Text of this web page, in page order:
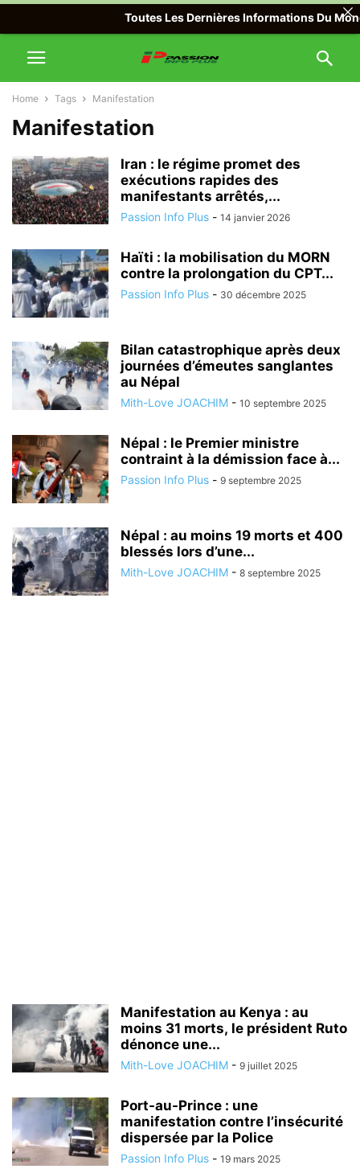
Home Tags Manifestation
Manifestation
Iran : le régime promet des
exécutions rapides des
manifestants arrêtés,...
Passion Info Plus - 14 janvier 2026
Haïti : la mobilisation du MORN
contre la prolongation du CPT...
Passion Info Plus - 30 décembre 2025
Bilan catastrophique après deux
journées d’émeutes sanglantes
au Népal
Mith-Love JOACHIM - 10 septembre 2025
Népal : le Premier ministre
contraint à la démission face à...
Passion Info Plus - 9 septembre 2025
Népal : au moins 19 morts et 400
blessés lors d’une...
Mith-Love JOACHIM - 8 septembre 2025
Manifestation au Kenya : au
moins 31 morts, le président Ruto
dénonce une...
Mith-Love JOACHIM - 9 juillet 2025
Port-au-Prince : une
manifestation contre l’insécurité
dispersée par la Police
Passion Info Plus - 19 mars 2025
Toutes Les Dernières Informations Du